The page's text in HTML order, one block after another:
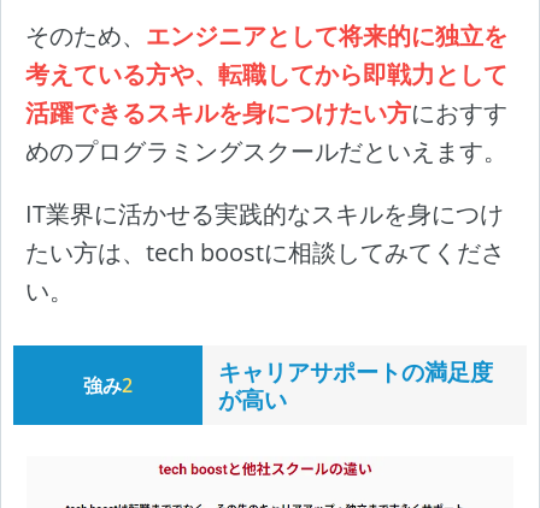
そのため、 エンジニアとして将来的に独立を
考えている方や、転職してから即戦力として
活躍できるスキルを身につけたい方におすす
めのプログラミングスクールだといえます。
IT業界に活かせる実践的なスキルを身につけ
たい方は、tech boostに相談してみてくださ
い。
強み2
キャリアサポートの満足度
が高い